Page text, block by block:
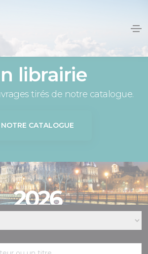
librairie
tirés de notre catalogue.
NOTRE CATALOGUE
2026